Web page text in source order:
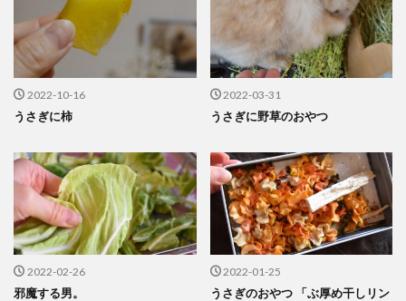
2022-10-16
うさぎに柿
2022-03-31
うさぎに野草のおやつ
2022-02-26
邪魔する男。
2022-01-25
うさぎのおやつ 「ぶ厚め干しリン